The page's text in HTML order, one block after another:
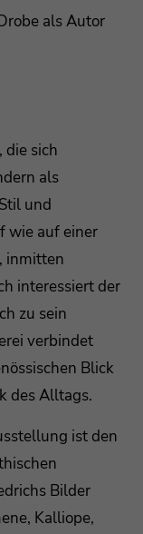
Aenean
et magnis
mus.
als Autor
die sich
als
und
wie auf einer
inmitten
interessiert der
zu sein
verbindet
Blick
des Alltags.
ist den
Bilder
Kalliope,